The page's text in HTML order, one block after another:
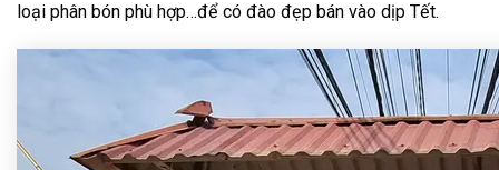
loại phân bón phù hợp…để có đào đẹp bán vào dịp Tết.